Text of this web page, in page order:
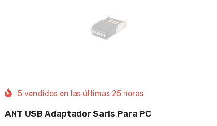
5 vendidos en las últimas 25 horas
ANT USB Adaptador Saris Para PC